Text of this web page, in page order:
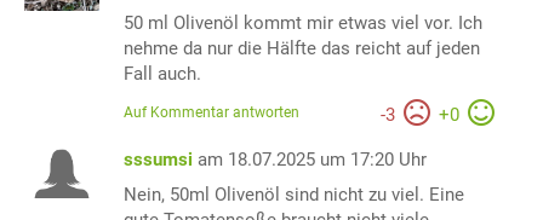
50 ml Olivenöl kommt mir etwas viel vor. Ich
nehme da nur die Hälfte das reicht auf jeden
Fall auch.
-3 +0
Auf Kommentar antworten
sssumsi am 18.07.2025 um 17:20 Uhr
Nein, 50ml Olivenöl sind nicht zu viel. Eine